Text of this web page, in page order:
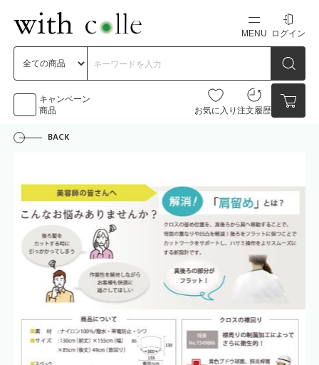
MENU
新規会員登録
ログイン
キャンペーン
商品
お気に入り 注文履歴
カートの中身を見る
BACK